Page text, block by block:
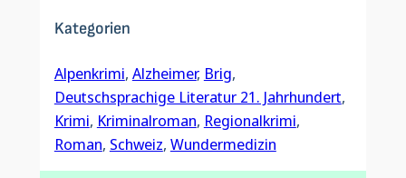
Kategorien
Alpenkrimi, Alzheimer, Brig
Deutschsprachige Literatur 21. Jahrhundert
Krimi, Kriminalroman, Regionalkrimi
Roman, Schweiz, Wundermedizin